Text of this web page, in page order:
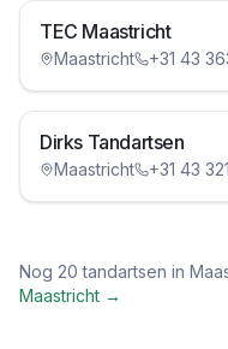
TEC Maastricht
Maastricht +31 43
Dirks Tandartsen
Maastricht +31 43
Nog 20 tandartsen in
Maastricht →